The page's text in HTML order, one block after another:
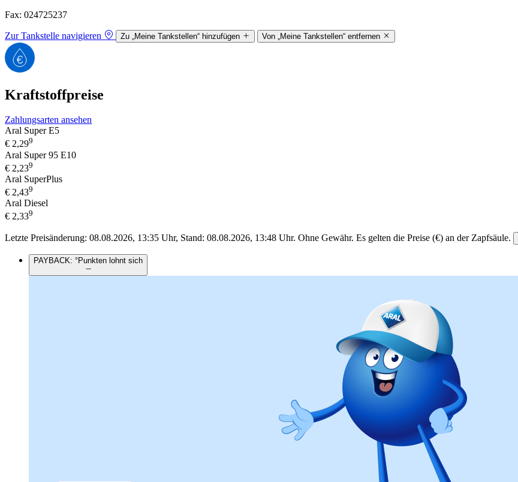
Fax: 024725237
Zur Tankstelle navigieren Zu „Meine Tankstellen“ hinzufügen Von „Meine Tankstellen“ entfernen
Kraftstoffpreise
Zahlungsarten ansehen
Aral Super E5
€ 2,299
Aral Super 95 E10
€ 2,239
Aral SuperPlus
€ 2,439
Aral Diesel
€ 2,339
Letzte Preisänderung: 08.08.2026, 13:35 Uhr, Stand: 08.08.2026, 13:48 Uhr. Ohne Gewähr. Es gelten die Preise (€) an der Zapfsäule.
PAYBACK: °Punkten lohnt sich